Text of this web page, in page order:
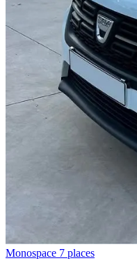
Monospace 7 places